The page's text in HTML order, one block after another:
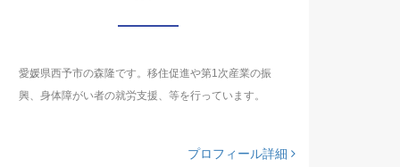
愛媛県西予市の森隆です。移住促進や第1次産業の振
興、身体障がい者の就労支援、等を行っています。
プロフィール詳細